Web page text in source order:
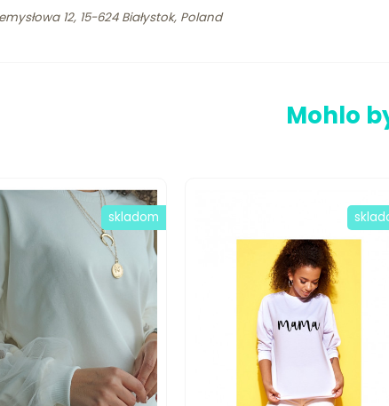
12, 15-624 Białystok, Poland
Mohlo
skladom